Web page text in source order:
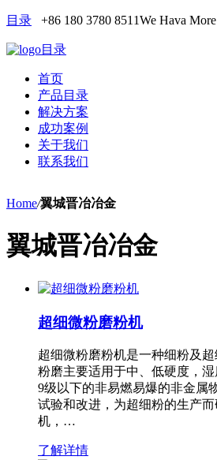
目录 +86 180 3780 8511We Hava
目录
首页
产品目录
解决方案
成功案例
关于我们
联系我们
Home/翼城晋冶冶金
翼城晋冶冶金
超细微粉磨粉机
超细微粉磨粉机是一种细粉及
粉磨主要适用于中、低硬度，
9级以下的非易燃易爆的非金属
试验和改进，为超细粉的生产
机，…
了解详情